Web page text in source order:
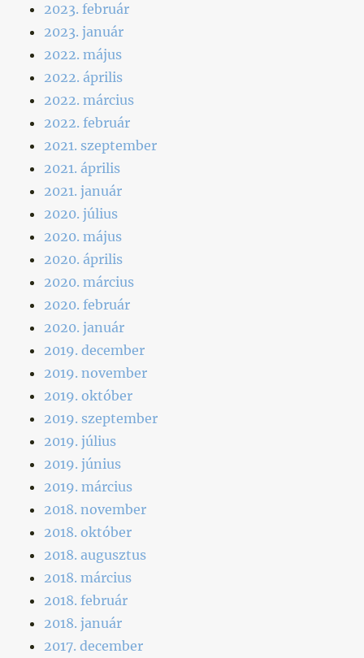
2023. február
2023. január
2022. május
2022. április
2022. március
2022. február
2021. szeptember
2021. április
2021. január
2020. július
2020. május
2020. április
2020. március
2020. február
2020. január
2019. december
2019. november
2019. október
2019. szeptember
2019. július
2019. június
2019. március
2018. november
2018. október
2018. augusztus
2018. március
2018. február
2018. január
2017. december